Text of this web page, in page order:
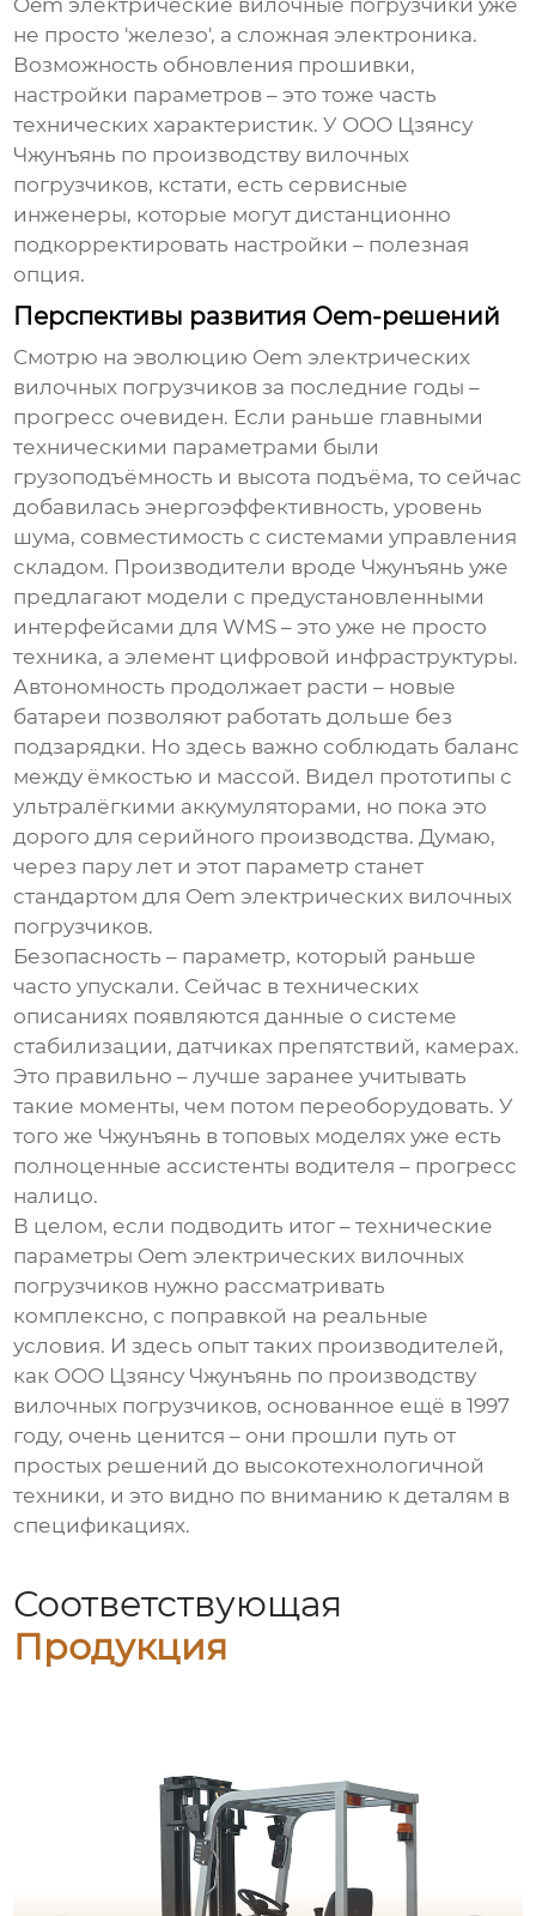
не просто 'железо', а сложная электроника.
Возможность обновления прошивки,
настройки параметров – это тоже часть
технических характеристик. У ООО Цзянсу
Чжунъянь по производству вилочных
погрузчиков, кстати, есть сервисные
инженеры, которые могут дистанционно
подкорректировать настройки – полезная
опция.
Перспективы развития Oem-решений
Смотрю на эволюцию Oem электрических
вилочных погрузчиков за последние годы –
прогресс очевиден. Если раньше главными
техническими параметрами были
грузоподъёмность и высота подъёма, то сейчас
добавилась энергоэффективность, уровень
шума, совместимость с системами управления
складом. Производители вроде Чжунъянь уже
предлагают модели с предустановленными
интерфейсами для WMS – это уже не просто
техника, а элемент цифровой инфраструктуры.
Автономность продолжает расти – новые
батареи позволяют работать дольше без
подзарядки. Но здесь важно соблюдать баланс
между ёмкостью и массой. Видел прототипы с
ультралёгкими аккумуляторами, но пока это
дорого для серийного производства. Думаю,
через пару лет и этот параметр станет
стандартом для Oem электрических вилочных
погрузчиков.
Безопасность – параметр, который раньше
часто упускали. Сейчас в технических
описаниях появляются данные о системе
стабилизации, датчиках препятствий, камерах.
Это правильно – лучше заранее учитывать
такие моменты, чем потом переоборудовать. У
того же Чжунъянь в топовых моделях уже есть
полноценные ассистенты водителя – прогресс
налицо.
В целом, если подводить итог – технические
параметры Oem электрических вилочных
погрузчиков нужно рассматривать
комплексно, с поправкой на реальные
условия. И здесь опыт таких производителей,
как ООО Цзянсу Чжунъянь по производству
вилочных погрузчиков, основанное ещё в 1997
году, очень ценится – они прошли путь от
простых решений до высокотехнологичной
техники, и это видно по вниманию к деталям в
спецификациях.
Соответствующая
Продукция